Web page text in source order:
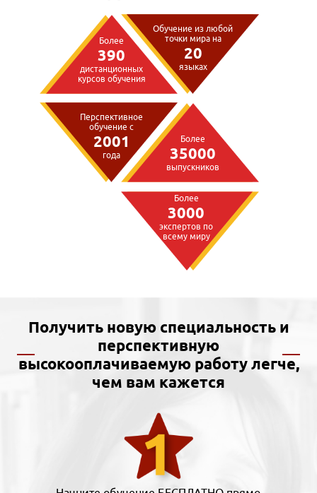
Более
390
дистанционных
курсов обучения
Обучение из любой
точки мира на
20
языках
Более
3000
экспертов по
всему миру
Перспективное
обучение с
2001
года
Более
35000
выпускников
Получить новую специальность и
перспективную
высокооплачиваемую работу легче,
чем вам кажется